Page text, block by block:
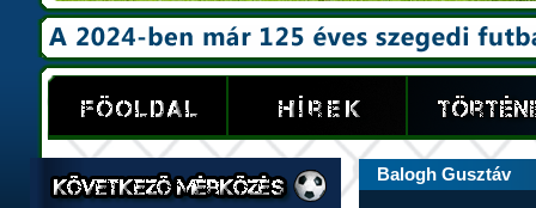
Balogh Gusztáv